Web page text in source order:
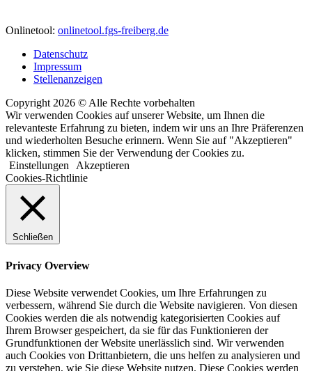
Onlinetool: onlinetool.fgs-freiberg.de
Datenschutz
Impressum
Stellenanzeigen
Copyright 2026 © Alle Rechte vorbehalten
Wir verwenden Cookies auf unserer Website, um Ihnen die
relevanteste Erfahrung zu bieten, indem wir uns an Ihre Präferenzen
und wiederholten Besuche erinnern. Wenn Sie auf "Akzeptieren"
klicken, stimmen Sie der Verwendung der Cookies zu.
Einstellungen Akzeptieren
Cookies-Richtlinie
Schließen
Privacy Overview
Diese Website verwendet Cookies, um Ihre Erfahrungen zu
verbessern, während Sie durch die Website navigieren. Von diesen
Cookies werden die als notwendig kategorisierten Cookies auf
Ihrem Browser gespeichert, da sie für das Funktionieren der
Grundfunktionen der Website unerlässlich sind. Wir verwenden
auch Cookies von Drittanbietern, die uns helfen zu analysieren und
zu verstehen, wie Sie diese Website nutzen. Diese Cookies werden